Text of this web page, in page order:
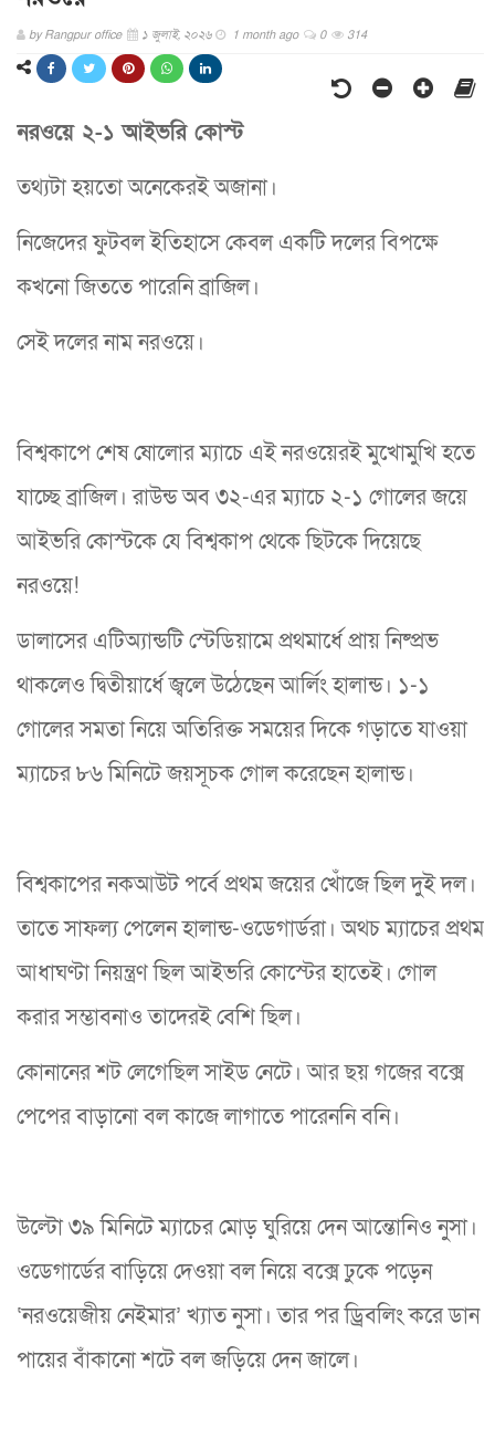
byRangpur office ১ জুলাই, ২০২৬ 1 month ago 0 314
নরওয়ে ২-১ আইভরি কোস্ট
তথ্যটা হয়তো অনেকেরই অজানা।
নিজেদের ফুটবল ইতিহাসে কেবল একটি দলের বিপক্ষে
কখনো জিততে পারেনি ব্রাজিল।
সেই দলের নাম নরওয়ে।
বিশ্বকাপে শেষ ষোলোর ম্যাচে এই নরওয়েরই মুখোমুখি হতে
যাচ্ছে ব্রাজিল। রাউন্ড অব ৩২-এর ম্যাচে ২-১ গোলের জয়ে
আইভরি কোস্টকে যে বিশ্বকাপ থেকে ছিটকে দিয়েছে
নরওয়ে!
ডালাসের এটিঅ্যান্ডটি স্টেডিয়ামে প্রথমার্ধে প্রায় নিষ্প্রভ
থাকলেও দ্বিতীয়ার্ধে জ্বলে উঠেছেন আর্লিং হালান্ড। ১-১
গোলের সমতা নিয়ে অতিরিক্ত সময়ের দিকে গড়াতে যাওয়া
ম্যাচের ৮৬ মিনিটে জয়সূচক গোল করেছেন হালান্ড।
বিশ্বকাপের নকআউট পর্বে প্রথম জয়ের খোঁজে ছিল দুই দল।
তাতে সাফল্য পেলেন হালান্ড-ওডেগার্ডরা। অথচ ম্যাচের প্রথম
আধাঘণ্টা নিয়ন্ত্রণ ছিল আইভরি কোস্টের হাতেই। গোল
করার সম্ভাবনাও তাদেরই বেশি ছিল।
কোনানের শট লেগেছিল সাইড নেটে। আর ছয় গজের বক্সে
পেপের বাড়ানো বল কাজে লাগাতে পারেননি বনি।
উল্টো ৩৯ মিনিটে ম্যাচের মোড় ঘুরিয়ে দেন আন্তোনিও নুসা।
ওডেগার্ডের বাড়িয়ে দেওয়া বল নিয়ে বক্সে ঢুকে পড়েন
‘নরওয়েজীয় নেইমার’ খ্যাত নুসা। তার পর ড্রিবলিং করে ডান
পায়ের বাঁকানো শটে বল জড়িয়ে দেন জালে।